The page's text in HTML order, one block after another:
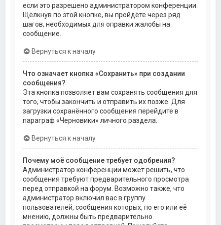
если это разрешено администратором конференции.
Щёлкнув по этой кнопке, вы пройдёте через ряд
шагов, необходимых для оправки жалобы на
сообщение.
Вернуться к началу
Что означает кнопка «Сохранить» при создании
сообщения?
Эта кнопка позволяет вам сохранять сообщения для
того, чтобы закончить и отправить их позже. Для
загрузки сохранённого сообщения перейдите в
параграф «Черновики» личного раздела.
Вернуться к началу
Почему моё сообщение требует одобрения?
Администратор конференции может решить, что
сообщения требуют предварительного просмотра
перед отправкой на форум. Возможно также, что
администратор включил вас в группу
пользователей, сообщения которых, по его или её
мнению, должны быть предварительно